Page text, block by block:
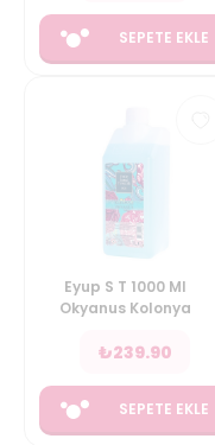
SEPETE EKLE
Eyup S T 1000 Ml
Okyanus Kolonya
₺239.90
SEPETE EKLE